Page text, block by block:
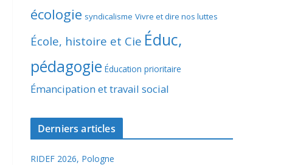
écologie syndicalisme Vivre et dire nos luttes
École, histoire et Cie Éduc,
pédagogie Éducation prioritaire
Émancipation et travail social
Derniers articles
RIDEF 2026, Pologne